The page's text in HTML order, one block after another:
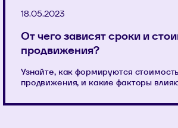
18.05.2023
От чего зависят сроки и
продвижения?
Узнайте, как формируются
продвижения, и какие факторы